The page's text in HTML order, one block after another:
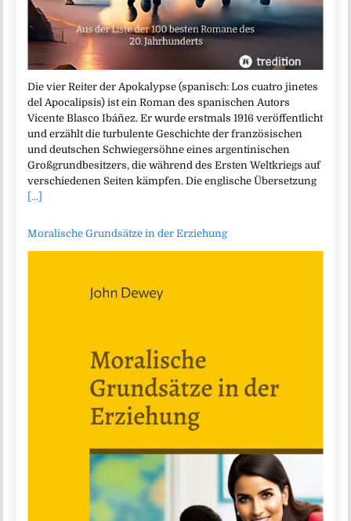
Die vier Reiter der Apokalypse (spanisch: Los cuatro jinetes
del Apocalipsis) ist ein Roman des spanischen Autors
Vicente Blasco Ibáñez. Er wurde erstmals 1916 veröffentlicht
und erzählt die turbulente Geschichte der französischen
und deutschen Schwiegersöhne eines argentinischen
Großgrundbesitzers, die während des Ersten Weltkriegs auf
verschiedenen Seiten kämpfen. Die englische Übersetzung
[...]
Moralische Grundsätze in der Erziehung